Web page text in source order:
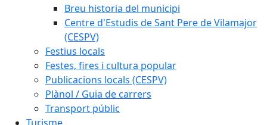
Breu historia del municipi
Centre d'Estudis de Sant Pere de Vilamajor
(CESPV)
Festius locals
Festes, fires i cultura popular
Publicacions locals (CESPV)
Plànol / Guia de carrers
Transport públic